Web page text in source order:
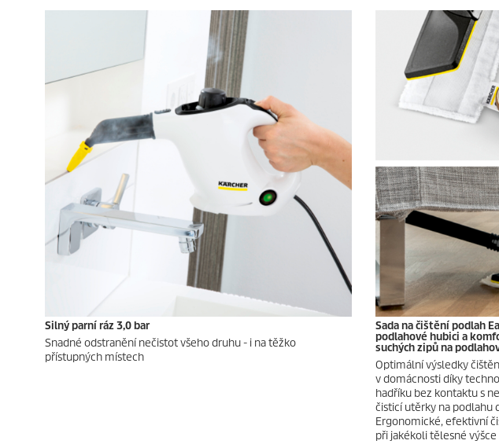
Silný parní ráz 3,0 bar
Snadné odstranění nečistot všeho druhu - i na těžko
přístupných místech
Sada na čištění podlah
podlahové hubici a
suchých zipů na
Optimální výsledky
v domácnosti díky
hadříku bez kontaktu s
čisticí utěrky na podlahu
Ergonomické, efektivní
při jakékoli tělesné